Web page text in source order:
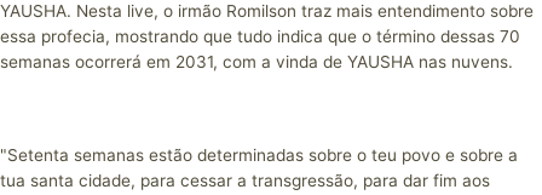
YAUSHA. Nesta live, o irmão Romilson traz mais entendimento sobre
essa profecia, mostrando que tudo indica que o término dessas 70
semanas ocorrerá em 2031, com a vinda de YAUSHA nas nuvens.
"Setenta semanas estão determinadas sobre o teu povo e sobre a
tua santa cidade, para cessar a transgressão, para dar fim aos